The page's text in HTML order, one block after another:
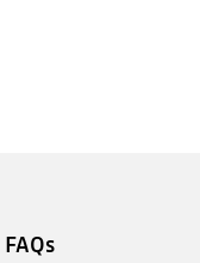
FAQs